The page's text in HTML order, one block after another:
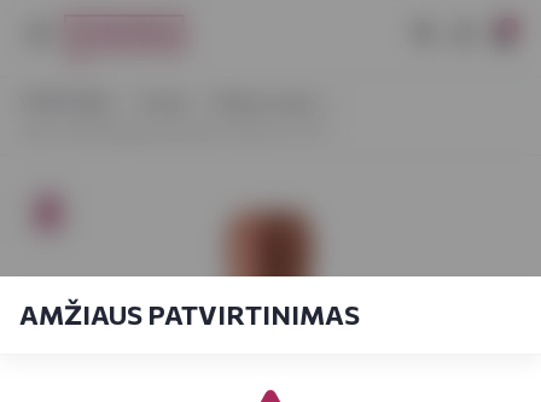
AMŽIAUS PATVIRTINIMAS